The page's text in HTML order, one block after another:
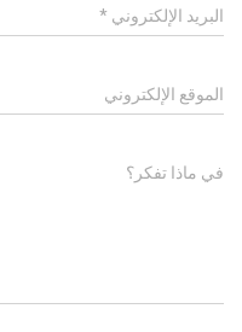
البريد الإلكتروني *
الموقع الإلكتروني
في ماذا تفكر؟